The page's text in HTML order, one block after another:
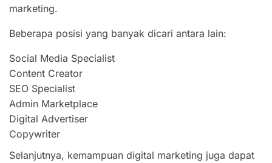
marketing.
Beberapa posisi yang banyak dicari antara lain:
Social Media Specialist
Content Creator
SEO Specialist
Admin Marketplace
Digital Advertiser
Copywriter
Selanjutnya, kemampuan digital marketing juga dapat